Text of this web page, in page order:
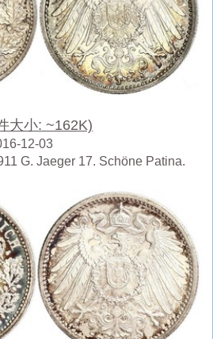
大小: ~162K)
12-03
G. Jaeger 17. Schöne Patina.